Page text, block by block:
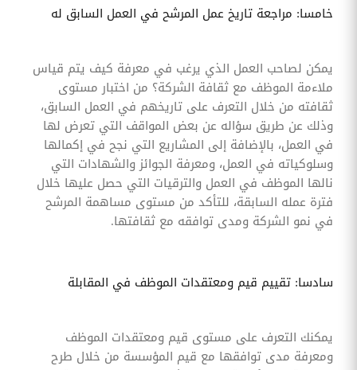
خامسا: مراجعة تاريخ عمل المرشح في العمل السابق له
يمكن لصاحب العمل الذي يرغب في معرفة كيف يتم قياس
ملاءمة الموظف مع ثقافة الشركة؟ من اختبار مستوى
ثقافته من خلال التعرف على تاريخهم في العمل السابق،
وذلك عن طريق سؤاله عن بعض المواقف التي تعرض لها
في العمل، بالإضافة إلى المشاريع التي نجح في إكمالها
وسلوكياته في العمل، ومعرفة الجوائز والشهادات التي
نالها الموظف في العمل والترقيات التي حصل عليها خلال
فترة عمله السابقة، للتأكد من مستوى مساهمة المرشح
في نمو الشركة ومدى توافقه مع ثقافتها.
سادسا: تقييم قيم ومعتقدات الموظف في المقابلة
يمكنك التعرف على مستوى قيم ومعتقدات الموظف
ومعرفة مدى توافقها مع قيم المؤسسة من خلال طرح